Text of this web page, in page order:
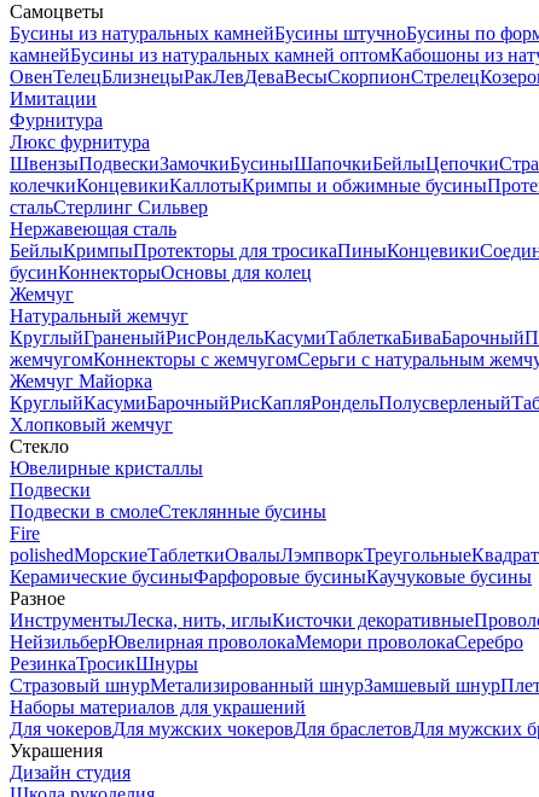
Самоцветы
Бусины из натуральных камнейБусины штучноБусины по
камнейБусины из натуральных камней оптомКабошоны из
ОвенТелецБлизнецыРакЛевДеваВесыСкорпионСтрелец
Имитации
Фурнитура
Люкс фурнитура
ШвензыПодвескиЗамочкиБусиныШапочкиБейлыЦепочки
колечкиКонцевикиКаллотыКримпы и обжимные бусины
стальСтерлинг Сильвер
Нержавеющая сталь
БейлыКримпыПротекторы для тросикаПиныКонцевики
бусинКоннекторыОсновы для колец
Жемчуг
Натуральный жемчуг
КруглыйГраненыйРисРондельКасумиТаблеткаБиваБарочный
жемчугомКоннекторы с жемчугомСерьги с натуральным
Жемчуг Майорка
КруглыйКасумиБарочныйРисКапляРондельПолусверленый
Хлопковый жемчуг
Стекло
Ювелирные кристаллы
Подвески
Подвески в смолеСтеклянные бусины
Fire
polishedМорскиеТаблеткиОвалыЛэмпворкТреугольные
Керамические бусиныФарфоровые бусиныКаучуковые бусины
Разное
ИнструментыЛеска, нить, иглыКисточки декоративные
НейзильберЮвелирная проволокаМемори проволокаСеребро
РезинкаТросикШнуры
Стразовый шнурМетализированный шнурЗамшевый шнур
Наборы материалов для украшений
Для чокеровДля мужских чокеровДля браслетовДля мужских
Украшения
Дизайн студия